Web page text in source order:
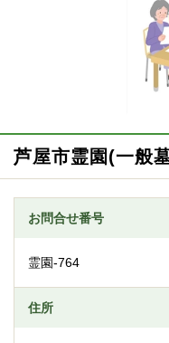
芦屋市霊園(一般
お問合せ番号
霊園-764
住所